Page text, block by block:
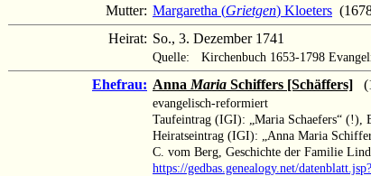
Mutter: Margaretha (Grietgen) Kloeters
Heirat: So., 3. Dezember 1741
Quelle: Kirchenbuch 1653-1798
Ehefrau: Anna Maria Schiffers [Schäffers]
evangelisch-reformiert
Taufeintrag (IGI): „Maria Schaefers“ (!),
Heiratseintrag (IGI): „Anna Maria
C. vom Berg, Geschichte der Familie
https://gedbas.genealogy.net/